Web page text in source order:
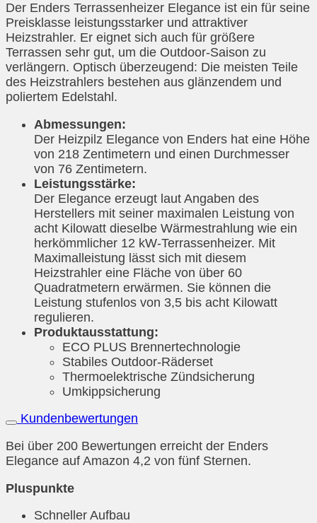
Der Enders Terrassenheizer Elegance ist ein für seine
Preisklasse leistungsstarker und attraktiver
Heizstrahler. Er eignet sich auch für größere
Terrassen sehr gut, um die Outdoor-Saison zu
verlängern. Optisch überzeugend: Die meisten Teile
des Heizstrahlers bestehen aus glänzendem und
poliertem Edelstahl.
Abmessungen:
Der Heizpilz Elegance von Enders hat eine Höhe
von 218 Zentimetern und einen Durchmesser
von 76 Zentimetern.
Leistungsstärke:
Der Elegance erzeugt laut Angaben des
Herstellers mit seiner maximalen Leistung von
acht Kilowatt dieselbe Wärmestrahlung wie ein
herkömmlicher 12 kW-Terrassenheizer. Mit
Maximalleistung lässt sich mit diesem
Heizstrahler eine Fläche von über 60
Quadratmetern erwärmen. Sie können die
Leistung stufenlos von 3,5 bis acht Kilowatt
regulieren.
Produktausstattung:
ECO PLUS Brennertechnologie
Stabiles Outdoor-Räderset
Thermoelektrische Zündsicherung
Umkippsicherung
Kundenbewertungen
Bei über 200 Bewertungen erreicht der Enders
Elegance auf Amazon 4,2 von fünf Sternen.
Pluspunkte
Schneller Aufbau